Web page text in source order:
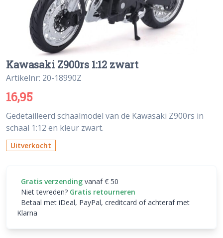
Kawasaki Z900rs 1:12 zwart
Artikelnr: 20-18990Z
16,95
Gedetailleerd schaalmodel van de Kawasaki Z900rs in
schaal 1:12 en kleur zwart.
Uitverkocht
Gratis verzending vanaf € 50
Niet tevreden? Gratis retourneren
Betaal met iDeal, PayPal, creditcard of achteraf met
Klarna